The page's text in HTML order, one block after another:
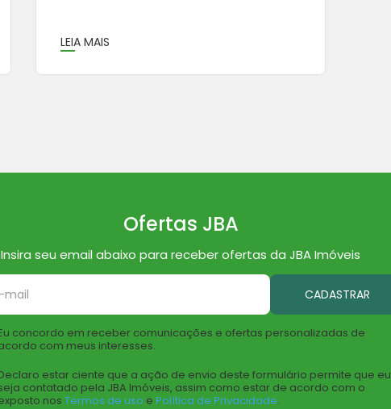
LEIA MAIS
Ofertas JBA
Insira seu email abaixo para receber ofertas da JBA Imóveis
CADASTRAR
concordo em receber comunicações e ofertas personalizadas de
com meus interesses.
estar ciente que a ação de envio deste formulário permite que eu
contatado pela JBA Imóveis, assim como estar de acordo com o
nos Termos de uso e Política de Privacidade.